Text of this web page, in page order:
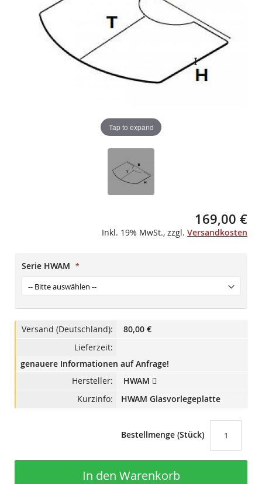
Tap to expand
169,00 €
Inkl. 19% MwSt., zzgl. Versandkosten
Serie HWAM
Versand (Deutschland):
80,00 €
Lieferzeit:
genauere Informationen auf Anfrage!
Hersteller:
HWAM
Kurzinfo:
HWAM Glasvorlegeplatte
Bestellmenge (Stück)
In den Warenkorb